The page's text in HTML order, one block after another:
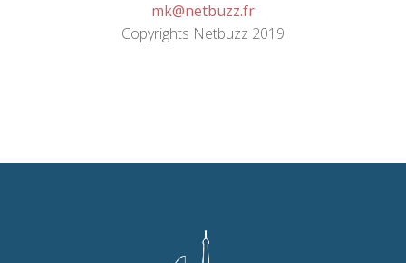
mk@netbuzz.fr
Copyrights Netbuzz 2019